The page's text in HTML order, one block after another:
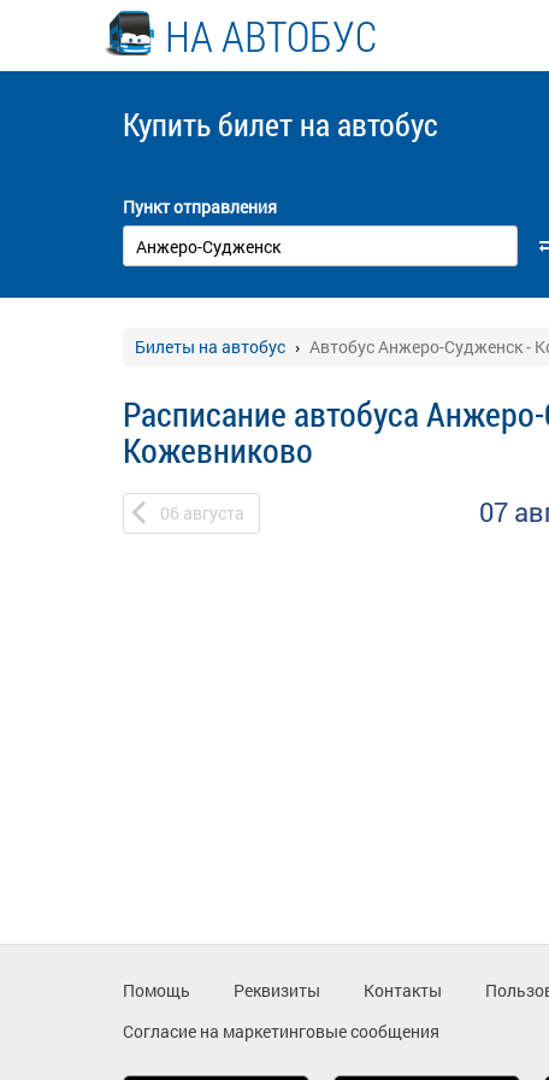
НА АВТОБУС
Купить билет на автобус
Пункт отправления
Билеты на автобус Автобус Анжеро-Судженск -
Расписание автобуса
Кожевниково
06 августа 07
Помощь Реквизиты Контакты
Согласие на маркетинговые сообщения